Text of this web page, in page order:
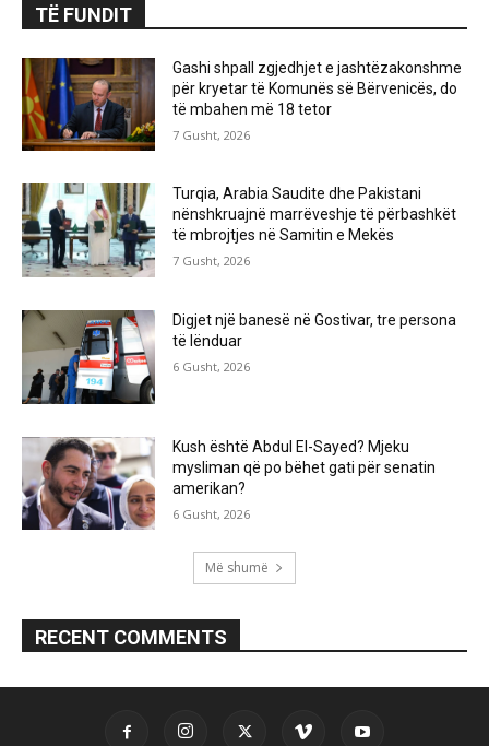
TË FUNDIT
Gashi shpall zgjedhjet e jashtëzakonshme
për kryetar të Komunës së Bërvenicës, do
të mbahen më 18 tetor
7 Gusht, 2026
Turqia, Arabia Saudite dhe Pakistani
nënshkruajnë marrëveshje të përbashkët
të mbrojtjes në Samitin e Mekës
7 Gusht, 2026
Digjet një banesë në Gostivar, tre persona
të lënduar
6 Gusht, 2026
Kush është Abdul El-Sayed? Mjeku
mysliman që po bëhet gati për senatin
amerikan?
6 Gusht, 2026
Më shumë
RECENT COMMENTS